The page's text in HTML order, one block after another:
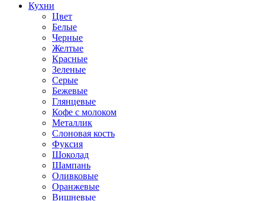
Кухни
Цвет
Белые
Черные
Желтые
Красные
Зеленые
Серые
Бежевые
Глянцевые
Кофе с молоком
Металлик
Слоновая кость
Фуксия
Шоколад
Шампань
Оливковые
Оранжевые
Вишневые